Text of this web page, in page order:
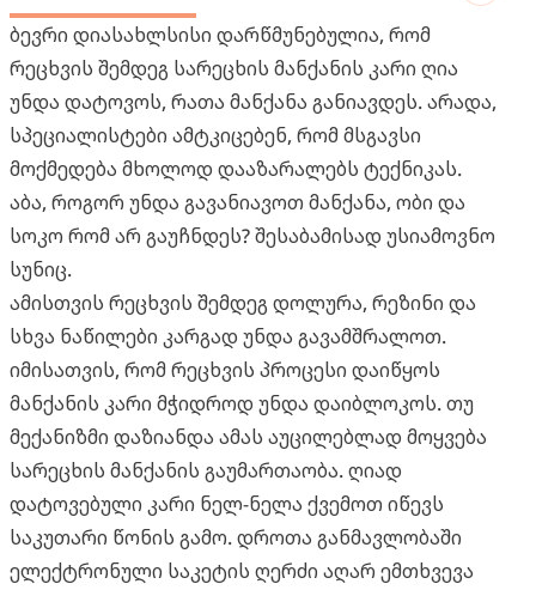
ბევრი დიასახლსისი დარწმუნებულია, რომ
რეცხვის შემდეგ სარეცხის მანქანის კარი ღია
უნდა დატოვოს, რათა მანქანა განიავდეს. არადა,
სპეციალისტები ამტკიცებენ, რომ მსგავსი
მოქმედება მხოლოდ დააზარალებს ტექნიკას.
აბა, როგორ უნდა გავანიავოთ მანქანა, ობი და
სოკო რომ არ გაუჩნდეს? შესაბამისად უსიამოვნო
სუნიც.
ამისთვის რეცხვის შემდეგ დოლურა, რეზინი და
სხვა ნაწილები კარგად უნდა გავამშრალოთ.
იმისათვის, რომ რეცხვის პროცესი დაიწყოს
მანქანის კარი მჭიდროდ უნდა დაიბლოკოს. თუ
მექანიზმი დაზიანდა ამას აუცილებლად მოყვება
სარეცხის მანქანის გაუმართაობა. ღიად
დატოვებული კარი ნელ-ნელა ქვემოთ იწევს
საკუთარი წონის გამო. დროთა განმავლობაში
ელექტრონული საკეტის ღერძი აღარ ემთხვევა